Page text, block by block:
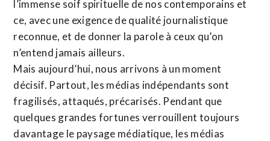
l’immense soif spirituelle de nos contemporains et
ce, avec une exigence de qualité journalistique
reconnue, et de donner la parole à ceux qu’on
n’entend jamais ailleurs.
Mais aujourd’hui, nous arrivons à un moment
décisif. Partout, les médias indépendants sont
fragilisés, attaqués, précarisés. Pendant que
quelques grandes fortunes verrouillent toujours
davantage le paysage médiatique, les médias